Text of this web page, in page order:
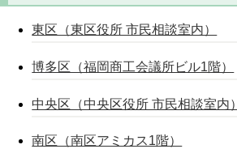
東区（東区役所 市民相談室内）
博多区（福岡商工会議所ビル1階）
中央区（中央区役所 市民相談室内）
南区（南区アミカス1階）